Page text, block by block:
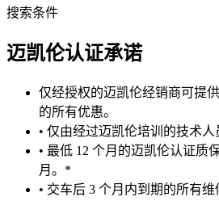
搜索条件
迈凯伦认证承诺
仅经授权的迈凯伦经销商可提
的所有优惠。
• 仅由经过迈凯伦培训的技术
• 最低 12 个月的迈凯伦认证质
月。*
• 交车后 3 个月内到期的所有